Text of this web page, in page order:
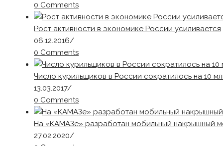
0 Comments
Рост активности в экономике России усиливается
06.12.2016/
0 Comments
Число курильщиков в России сократилось на 10
13.03.2017/
0 Comments
На «КАМАЗе» разработан мобильный накрышный
27.02.2020/